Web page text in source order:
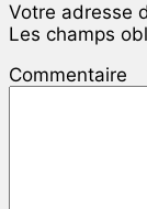
Votre adresse
Les champs
Commentaire